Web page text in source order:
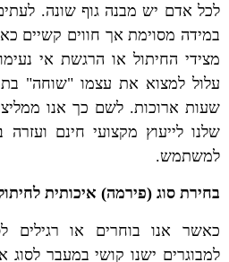
לכל אדם יש מבנה גוף שונה.
במידה מסוימת אך חווים קשיים
מצידי החיתול או הרגשת אי
עלול למצוא את עצמו "שוחה"
שעות ארוכות. לשם כך אנו
שלנו לייעוץ מקצועי חינם ועזרה
למשתמש.
בחירת סוג (פירמה) איכותית
כאשר אנו בוחרים או רגילים
למבוגרים ישנו קושי במעבר לסוג